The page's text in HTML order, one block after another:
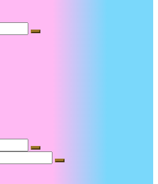
Suche
Suche
Suche